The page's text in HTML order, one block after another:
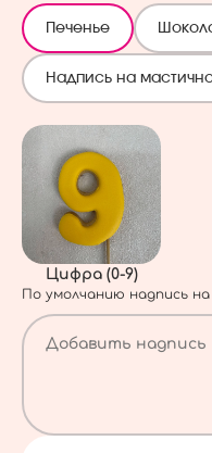
Печенье
Надпись на
Цифра (0-9)
По умолчанию надпись